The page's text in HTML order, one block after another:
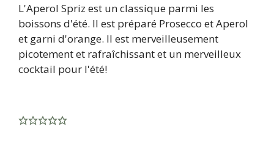
L'Aperol Spriz est un classique parmi les
boissons d'été. Il est préparé Prosecco et Aperol
et garni d'orange. Il est merveilleusement
picotement et rafraîchissant et un merveilleux
cocktail pour l'été!